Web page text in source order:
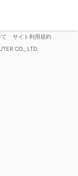
サイト利用規約
CO., LTD.